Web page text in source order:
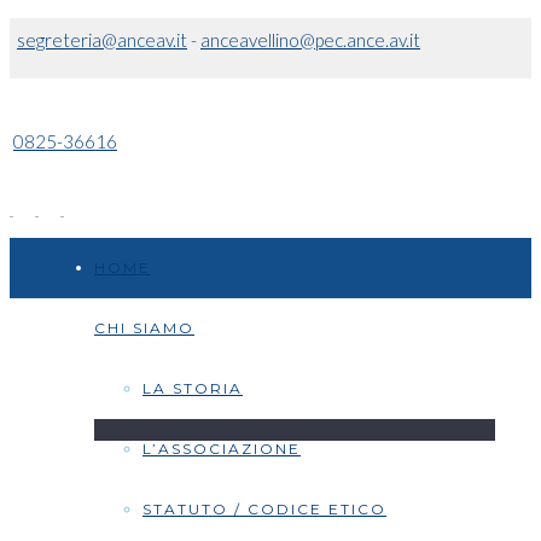
segreteria@anceav.it- anceavellino@pec.ance.av.it
0825-36616
CHI SIAMO
LA STORIA
L’ASSOCIAZIONE
STATUTO / CODICE ETICO